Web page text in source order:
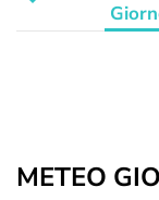
METEO